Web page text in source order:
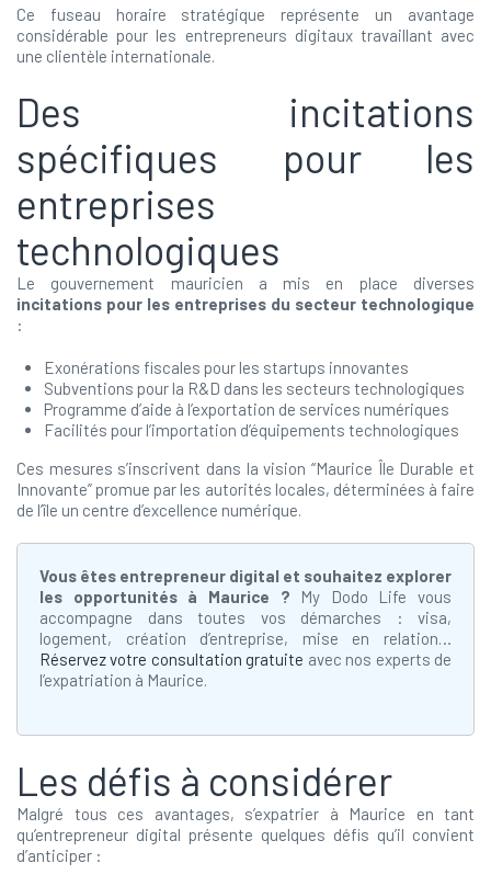
Ce fuseau horaire stratégique représente un avantage
considérable pour les entrepreneurs digitaux travaillant avec
une clientèle internationale.
Des incitations
spécifiques pour les
entreprises
technologiques
Le gouvernement mauricien a mis en place diverses
incitations pour les entreprises du secteur technologique
:
Exonérations fiscales pour les startups innovantes
Subventions pour la R&D dans les secteurs technologiques
Programme d’aide à l’exportation de services numériques
Facilités pour l’importation d’équipements technologiques
Ces mesures s’inscrivent dans la vision “Maurice Île Durable et
Innovante” promue par les autorités locales, déterminées à faire
de l’île un centre d’excellence numérique.
Vous êtes entrepreneur digital et souhaitez explorer
les opportunités à Maurice ? My Dodo Life vous
accompagne dans toutes vos démarches : visa,
logement, création d’entreprise, mise en relation…
Réservez votre consultation gratuite avec nos experts de
l’expatriation à Maurice.
Les défis à considérer
Malgré tous ces avantages, s’expatrier à Maurice en tant
qu’entrepreneur digital présente quelques défis qu’il convient
d’anticiper :